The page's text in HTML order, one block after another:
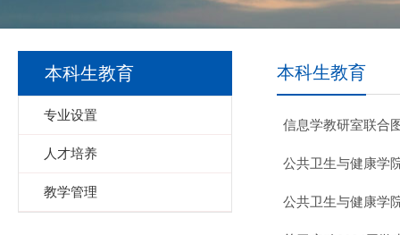
本科生教育
专业设置
人才培养
教学管理
本科生教育
信息学教研室联合
公共卫生与健康学
公共卫生与健康学